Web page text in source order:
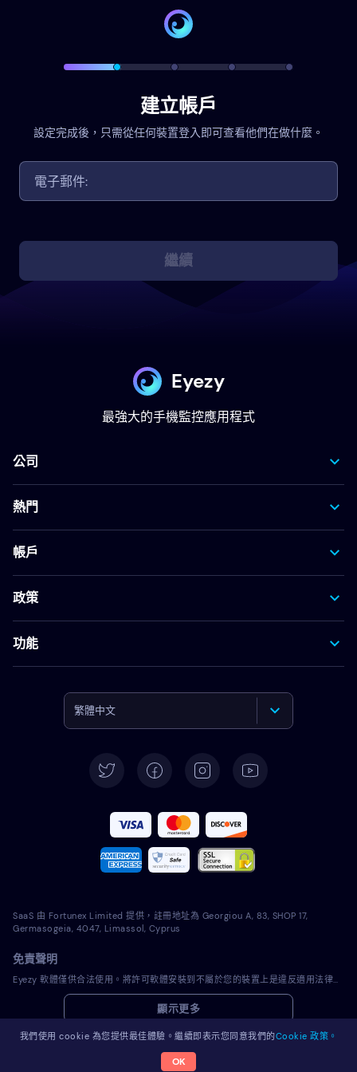
建立帳戶
設定完成後，只需從任何裝置登入即可查看他們在做什麼。
繼續
Eyezy
最強大的手機監控應用程式
公司
熱門
帳戶
政策
功能
繁體中文
Deutsch
Español
Français
Português
Polski
Română
SaaS 由 Fortunex Limited 提供，註冊地址為 Georgiou A, 83, SHOP 17,
Germasogeia, 4047, Limassol, Cyprus
免責聲明
Eyezy 軟體僅供合法使用。將許可軟體安裝到不屬於您的裝置上是違反適用法律和您當地司法管轄區法律的行為。法律通常要求您通知您打算在其上安裝許可軟體的裝置的所有者。違反此要求可能會導致違規者受到嚴厲的金錢和刑事處罰。在安裝和使用許可軟體之前，您應該諮詢您自己的法律顧問在您的管轄範圍內使用該許可軟體是否合法。您全權負責將許可軟體安裝到此類裝置上，並且您知道 Eyezy 不承擔任何責任。
顯示更多
© 2026 Eyezy。版權所有。
我們使用 cookie 為您提供最佳體驗。繼續即表示您同意我們的Cookie 政策。
OK